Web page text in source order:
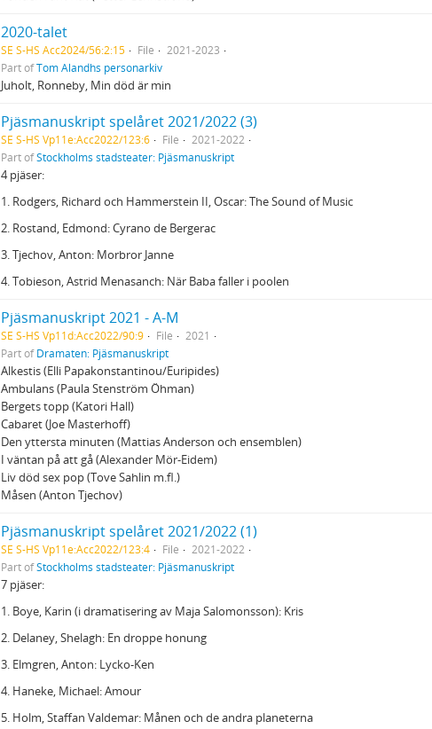
2020-talet
SE S-HS Acc2024/56:2:15 File
2021-2023
Part ofTom Alandhs personarkiv
Juholt, Ronneby, Min död är min
Pjäsmanuskript spelåret 2021/2022 (3)
SE S-HS Vp11e:Acc2022/123:6 File
2021-2022
Part ofStockholms stadsteater: Pjäsmanuskript
4 pjäser:
1. Rodgers, Richard och Hammerstein II, Oscar: The Sound of Music
2. Rostand, Edmond: Cyrano de Bergerac
3. Tjechov, Anton: Morbror Janne
4. Tobieson, Astrid Menasanch: När Baba faller i poolen
Pjäsmanuskript 2021 - A-M
SE S-HS Vp11d:Acc2022/90:9 File
2021
Part ofDramaten: Pjäsmanuskript
Alkestis (Elli Papakonstantinou/Euripides)
Ambulans (Paula Stenström Öhman)
Bergets topp (Katori Hall)
Cabaret (Joe Masterhoff)
Den yttersta minuten (Mattias Anderson och ensemblen)
I väntan på att gå (Alexander Mör-Eidem)
Liv död sex pop (Tove Sahlin m.fl.)
Måsen (Anton Tjechov)
Pjäsmanuskript spelåret 2021/2022 (1)
SE S-HS Vp11e:Acc2022/123:4 File
2021-2022
Part ofStockholms stadsteater: Pjäsmanuskript
7 pjäser:
1. Boye, Karin (i dramatisering av Maja Salomonsson): Kris
2. Delaney, Shelagh: En droppe honung
3. Elmgren, Anton: Lycko-Ken
4. Haneke, Michael: Amour
5. Holm, Staffan Valdemar: Månen och de andra planeterna